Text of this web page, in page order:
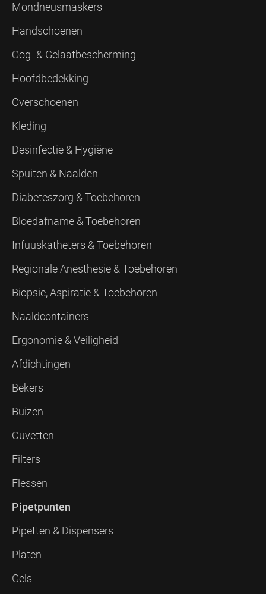
Mondneusmaskers
Handschoenen
Oog- & Gelaatbescherming
Hoofdbedekking
Overschoenen
Kleding
Desinfectie & Hygiëne
Spuiten & Naalden
Diabeteszorg & Toebehoren
Bloedafname & Toebehoren
Infuuskatheters & Toebehoren
Regionale Anesthesie & Toebehoren
Biopsie, Aspiratie & Toebehoren
Naaldcontainers
Ergonomie & Veiligheid
Afdichtingen
Bekers
Buizen
Cuvetten
Filters
Flessen
Pipetpunten
Pipetten & Dispensers
Platen
Gels